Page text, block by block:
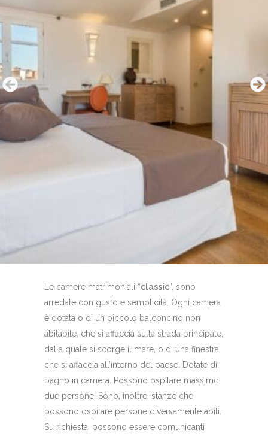
Le camere matrimoniali “classic”, sono
arredate con gusto e semplicità. Ogni camera
è dotata o di un piccolo balconcino non
abitabile, che si affaccia sulla strada principale,
dalla quale si scorge il mare, o di una finestra
che si affaccia all’interno del paese. Dotate di
bagno in camera. Possono ospitare massimo
due persone. Sono, inoltre, stanze che
possono ospitare persone diversamente abili.
Su richiesta, possono essere comunicanti